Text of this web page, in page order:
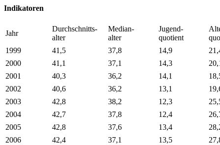
Indikatoren
Jahr
Durchschnitts-
alter
Median-
alter
Jugend-
quotient
1999
41,5 37,8 14,9
2000
41,1 37,1 14,3
2001
40,3 36,2 14,1
2002
40,6 36,2 13,1
2003
42,8 38,2 12,3
2004
42,7 37,8 12,4
2005
42,8 37,6 13,4
2006
42,4 37,1 13,5